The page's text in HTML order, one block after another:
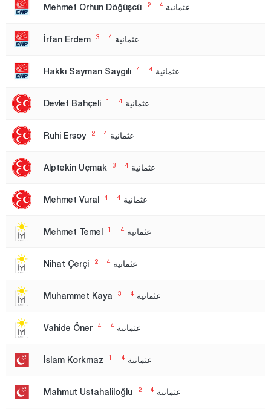
الدائرة الانتخابية الثانية
الدائرة الانتخابية الثالثة
أرداهان
أرتفين
بالق أسير
بارتين
بايبورت
بيلاجيك
بيتليس
بولو
بوردور
بورصا
جناق قلعة
Mehmet Orhun Döğüşcü 2 عثمانية 4
İrfan Erdem 3 عثمانية 4
Hakkı Sayman Saygılı 4 عثمانية 4
Devlet Bahçeli 1 عثمانية 4
Ruhi Ersoy 2 عثمانية 4
Alptekin Uçmak 3 عثمانية 4
Mehmet Vural 4 عثمانية 4
Mehmet Temel 1 عثمانية 4
Nihat Çerçi 2 عثمانية 4
Muhammet Kaya 3 عثمانية 4
Vahide Öner 4 عثمانية 4
İslam Korkmaz 1 عثمانية 4
Mahmut Ustahaliloğlu 2 عثمانية 4